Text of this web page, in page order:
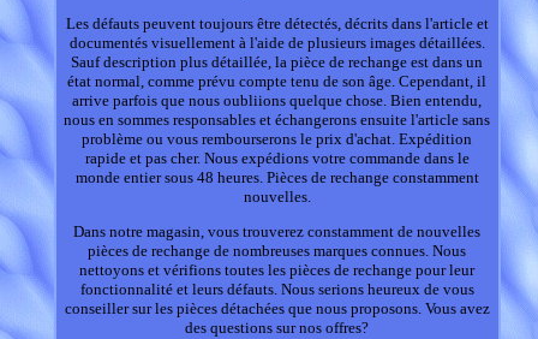
Les défauts peuvent toujours être détectés, décrits dans l'article et
documentés visuellement à l'aide de plusieurs images détaillées.
Sauf description plus détaillée, la pièce de rechange est dans un
état normal, comme prévu compte tenu de son âge. Cependant, il
arrive parfois que nous oubliions quelque chose. Bien entendu,
nous en sommes responsables et échangerons ensuite l'article sans
problème ou vous rembourserons le prix d'achat. Expédition
rapide et pas cher. Nous expédions votre commande dans le
monde entier sous 48 heures. Pièces de rechange constamment
nouvelles.
Dans notre magasin, vous trouverez constamment de nouvelles
pièces de rechange de nombreuses marques connues. Nous
nettoyons et vérifions toutes les pièces de rechange pour leur
fonctionnalité et leurs défauts. Nous serions heureux de vous
conseiller sur les pièces détachées que nous proposons. Vous avez
des questions sur nos offres?